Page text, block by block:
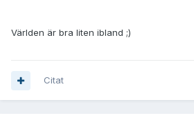
Världen är bra liten ibland ;)
Citat